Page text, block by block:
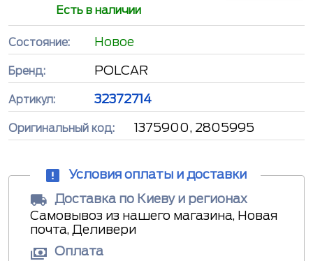
Есть в наличии
Состояние: Новое
Бренд: POLCAR
Артикул: 32372714
Оригинальный код: 1375900, 2805995
Условия оплаты и доставки
Доставка по Киеву и регионах
Самовывоз из нашего магазина, Новая
почта, Деливери
Оплата